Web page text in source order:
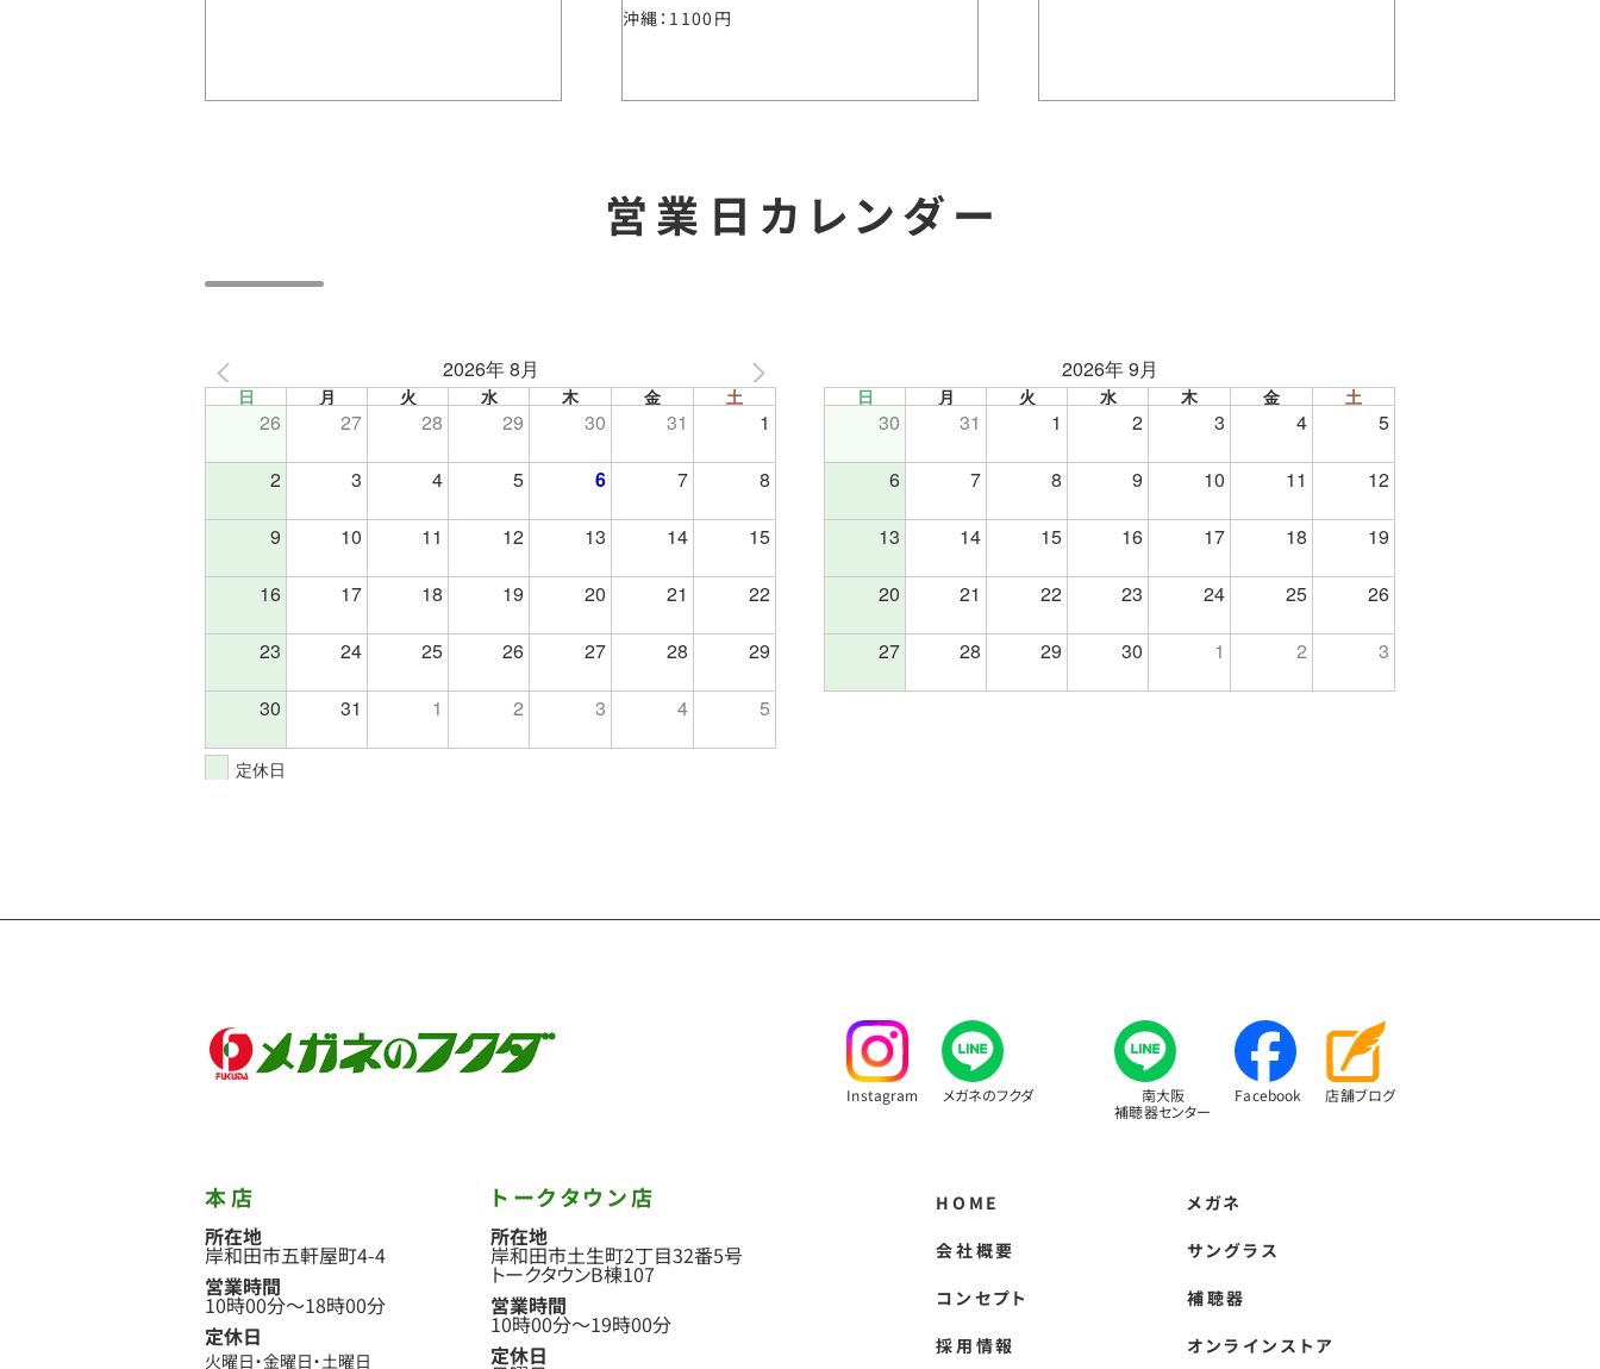
沖縄 1100円
営業日カレンダー
2026年 8月
日 月 火 水 木 金 土
26 27 28 29 30 31 1
2 3 4 5 6 7 8
9 10 11 12 13 14 15
16 17 18 19 20 21 22
23 24 25 26 27 28 29
30 31 1 2 3 4 5
2026年 9月
日 月 火 水 木 金 土
30 31 1 2 3 4 5
6 7 8 9 10 11 12
13 14 15 16 17 18 19
20 21 22 23 24 25 26
27 28 29 30 1 2 3
定休日
Instagram メガネのフクダ
南大阪
補聴器センター
Facebook 店舗ブログ
本店
所在地
岸和田市五軒屋町4-4
営業時間
10時00分〜18時00分
定休日
火曜日 金曜日 土曜日
トークタウン店
所在地
岸和田市土生町2丁目32番5号
トークタウンB棟107
営業時間
10時00分〜19時00分
定休日
HOME
会社概要
コンセプト
採用情報
メガネ
サングラス
補聴器
オンラインストア